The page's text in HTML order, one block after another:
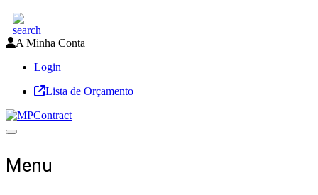
A Minha Conta
Login
Lista de Orçamento
Toggle navigation
Menu